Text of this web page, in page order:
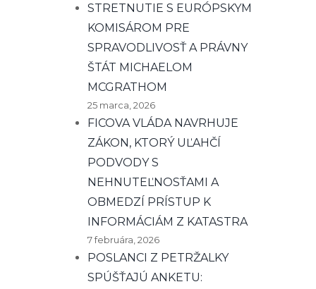
STRETNUTIE S EURÓPSKYM
KOMISÁROM PRE
SPRAVODLIVOSŤ A PRÁVNY
ŠTÁT MICHAELOM
MCGRATHOM
25 marca, 2026
FICOVA VLÁDA NAVRHUJE
ZÁKON, KTORÝ UĽAHČÍ
PODVODY S
NEHNUTEĽNOSŤAMI A
OBMEDZÍ PRÍSTUP K
INFORMÁCIÁM Z KATASTRA
7 februára, 2026
POSLANCI Z PETRŽALKY
SPÚŠŤAJÚ ANKETU: